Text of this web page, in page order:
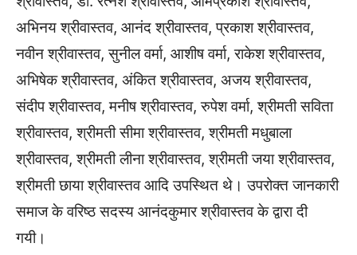
अभिनय श्रीवास्तव, आनंद श्रीवास्तव, प्रकाश श्रीवास्तव,
नवीन श्रीवास्तव, सुनील वर्मा, आशीष वर्मा, राकेश श्रीवास्तव,
अभिषेक श्रीवास्तव, अंकित श्रीवास्तव, अजय श्रीवास्तव,
संदीप श्रीवास्तव, मनीष श्रीवास्तव, रुपेश वर्मा, श्रीमती सविता
श्रीवास्तव, श्रीमती सीमा श्रीवास्तव, श्रीमती मधुबाला
श्रीवास्तव, श्रीमती लीना श्रीवास्तव, श्रीमती जया श्रीवास्तव,
श्रीमती छाया श्रीवास्तव आदि उपस्थित थे। उपरोक्त जानकारी
समाज के वरिष्ठ सदस्य आनंदकुमार श्रीवास्तव के द्वारा दी
गयी।